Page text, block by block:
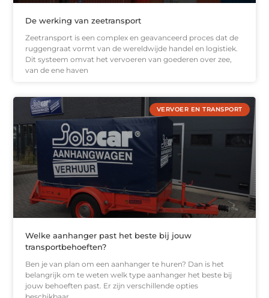
De werking van zeetransport
Zeetransport is een complex en geavanceerd proces dat de
ruggengraat vormt van de wereldwijde handel en logistiek.
Dit systeem omvat het vervoeren van goederen over zee,
van de ene haven
VERVOER EN TRANSPORT
Welke aanhanger past het beste bij jouw
transportbehoeften?
Ben je van plan om een aanhanger te huren? Dan is het
belangrijk om te weten welk type aanhanger het beste bij
jouw behoeften past. Er zijn verschillende opties